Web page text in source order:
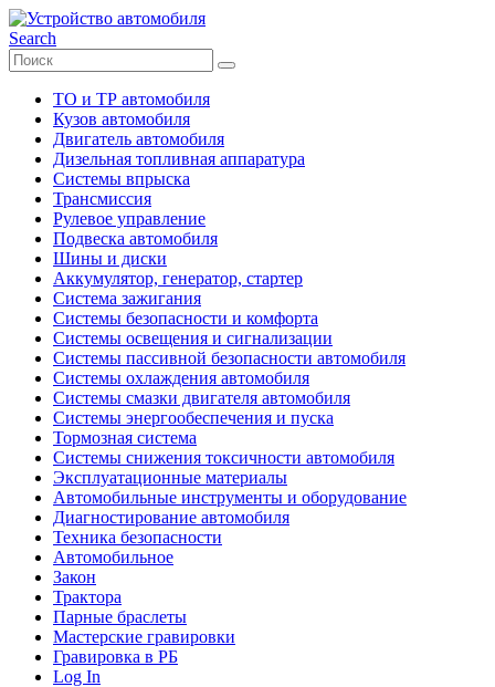
Search
ТО и ТР автомобиля
Кузов автомобиля
Двигатель автомобиля
Дизельная топливная аппаратура
Системы впрыска
Трансмиссия
Рулевое управление
Подвеска автомобиля
Шины и диски
Аккумулятор, генератор, стартер
Система зажигания
Системы безопасности и комфорта
Системы освещения и сигнализации
Системы пассивной безопасности автомобиля
Системы охлаждения автомобиля
Системы смазки двигателя автомобиля
Системы энергообеспечения и пуска
Тормозная система
Системы снижения токсичности автомобиля
Эксплуатационные материалы
Автомобильные инструменты и оборудование
Диагностирование автомобиля
Техника безопасности
Автомобильное
Закон
Трактора
Парные браслеты
Мастерские гравировки
Гравировка в РБ
Log In